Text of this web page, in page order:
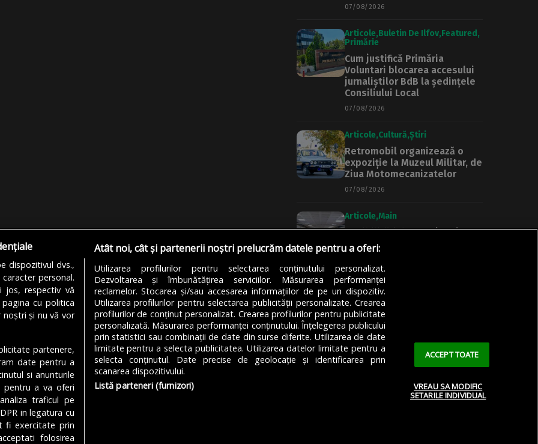
07/08/2026
Articole Buletin De Ilfov Featured
Primărie
Cum justifică Primăria
Voluntari blocarea accesului
jurnaliștilor BdB la ședințele
Consiliului Local
07/08/2026
Articole Cultură Știri
Retromobil organizează o
expoziție la Muzeul Militar, de
Ziua Motomecanizatelor
07/08/2026
Articole Main
Posibilități de angajare în
străinătate pentru
bucureșteni. Unde poți afla
mai multe informații despre
ofertele de muncă
07/08/2026
MODIFICĂ SETĂRILE COOKIES
dispozitivul dvs.,
personal.
jos, respectiv vă
cu politica
și nu vă vor
partenere,
date pentru a
si anunturile
pentru a va oferi
traficul pe
in legatura cu
fi exercitate prin
folosirea
Atât noi, cât și partenerii noștri prelucrăm datele pentru a oferi:
Utilizarea profilurilor pentru selectarea conținutului personalizat.
Dezvoltarea și îmbunătățirea serviciilor. Măsurarea performanței
reclamelor. Stocarea și/sau accesarea informațiilor de pe un dispozitiv.
Utilizarea profilurilor pentru selectarea publicității personalizate. Crearea
profilurilor de conținut personalizat. Crearea profilurilor pentru publicitate
personalizată. Măsurarea performanței conținutului. Înțelegerea publicului
prin statistici sau combinații de date din surse diferite. Utilizarea de date
limitate pentru a selecta publicitatea. Utilizarea datelor limitate pentru a
selecta conținutul. Date precise de geolocație și identificarea prin
scanarea dispozitivului.
Listă parteneri (furnizori)
ACCEPT TOATE
VREAU SA MODIFIC
SETARILE INDIVIDUAL